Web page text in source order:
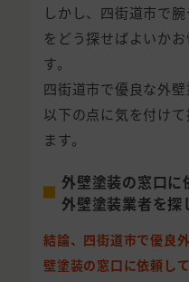
しかし、四街道市で
をどう探せばよいか
す。
四街道市で優良な外壁
以下の点に気を付け
ます。
外壁塗装の窓口に
外壁塗装業者を探
結論、四街道市で優良
壁塗装の窓口に依頼し